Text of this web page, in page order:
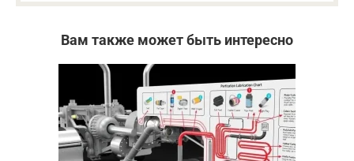
Вам также может быть интересно